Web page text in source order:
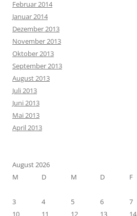
Februar 2014
Januar 2014
Dezember 2013
November 2013
Oktober 2013
September 2013
August 2013
Juli 2013
Juni 2013
Mai 2013
April 2013
August 2026
M
D M D F
3
4 5 6 7
10
11 12 13 14